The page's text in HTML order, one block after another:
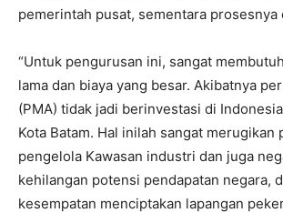
pemerintah pusat, sementara prosesnya
“Untuk pengurusan ini, sangat
lama dan biaya yang besar. Akibatnya
(PMA) tidak jadi berinvestasi di
Kota Batam. Hal inilah sangat merugikan
pengelola Kawasan industri dan juga
kehilangan potensi pendapatan negara,
kesempatan menciptakan lapangan